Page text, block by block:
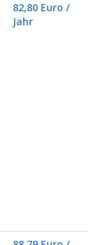
82,80 Euro /
Jahr